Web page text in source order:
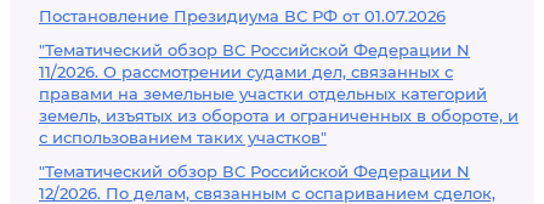
Постановление Президиума ВС РФ от 01.07.2026
"Тематический обзор ВС Российской Федерации N
11/2026. О рассмотрении судами дел, связанных с
правами на земельные участки отдельных категорий
земель, изъятых из оборота и ограниченных в обороте, и
с использованием таких участков"
"Тематический обзор ВС Российской Федерации N
12/2026. По делам, связанным с оспариванием сделок,